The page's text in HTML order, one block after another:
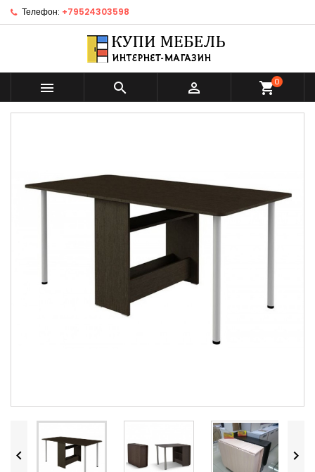
Телефон: +79524303598
   shopping_cart0
 